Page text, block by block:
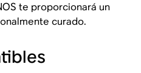
te proporcionará un
curado.